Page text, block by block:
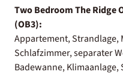
Two Bedroom The Ridge
(OB3):
Appartement, Strandlage,
Schlafzimmer, separater
Badewanne, Klimaanlage,